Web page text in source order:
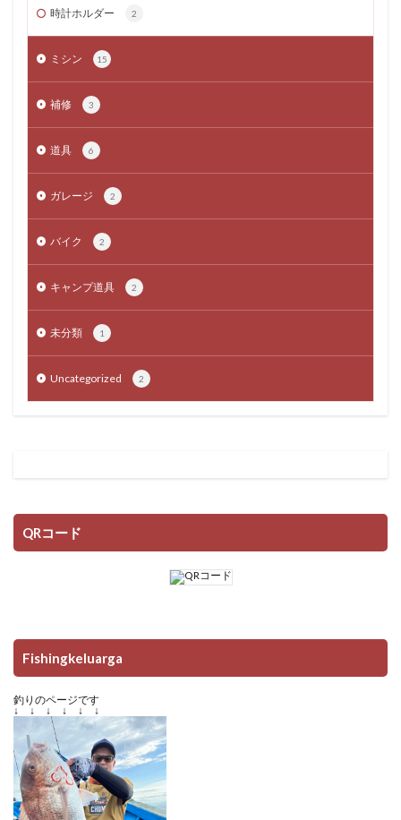
時計ホルダー 2
ミシン 15
補修 3
道具 6
ガレージ 2
バイク 2
キャンプ道具 2
未分類 1
Uncategorized 2
QRコード
Fishingkeluarga
釣りのページです
↓ ↓ ↓ ↓ ↓ ↓